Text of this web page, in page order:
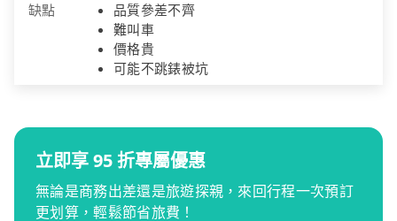
缺點
品質參差不齊
難叫車
價格貴
可能不跳錶被坑
立即享 95 折專屬優惠
無論是商務出差還是旅遊探親，來回行程一次預訂
更划算，輕鬆節省旅費！